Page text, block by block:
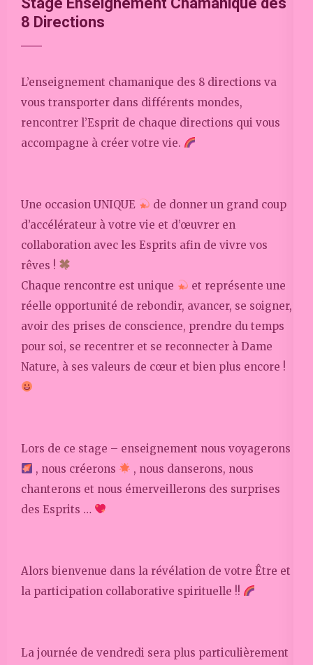
8 Directions
L’enseignement chamanique des 8 directions va
vous transporter dans différents mondes,
rencontrer l’Esprit de chaque directions qui vous
accompagne à créer votre vie.
Une occasion UNIQUE
de donner un grand coup
d’accélérateur à votre vie et d’œuvrer en
collaboration avec les Esprits afin de vivre vos
rêves !
Chaque rencontre est unique
et représente une
réelle opportunité de rebondir, avancer, se soigner,
avoir des prises de conscience, prendre du temps
pour soi, se recentrer et se reconnecter à Dame
Nature, à ses valeurs de cœur et bien plus encore !
Lors de ce stage – enseignement nous voyagerons
, nous créerons
, nous danserons, nous
chanterons et nous émerveillerons des surprises
des Esprits …
Alors bienvenue dans la révélation de votre Être et
la participation collaborative spirituelle !!
La journée de vendredi sera plus particulièrement